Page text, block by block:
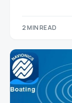
2 MIN READ